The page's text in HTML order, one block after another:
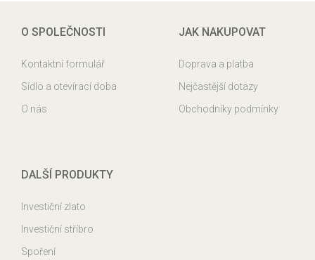
O SPOLEČNOSTI
Kontaktní formulář
Sídlo a otevírací doba
O nás
JAK NAKUPOVAT
Doprava a platba
Nejčastější dotazy
Obchodníky podmínky
DALŠÍ PRODUKTY
Investiční zlato
Investiční stříbro
Spoření